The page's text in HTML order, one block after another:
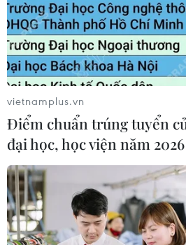
vietnamplus.vn
Điểm chuẩn trúng tuyển
đại học, học viện năm 2026